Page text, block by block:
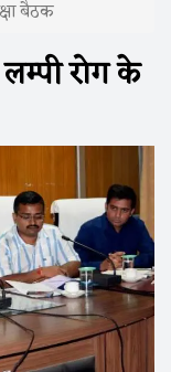
बैठक
रोग के